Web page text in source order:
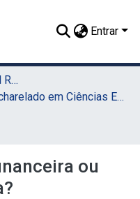
Entrar
01. Universidade Federal Rural de Pernambuco - UFRPE (Sede)
Bacharelado em Ciências Econômicas (Sede)
ou